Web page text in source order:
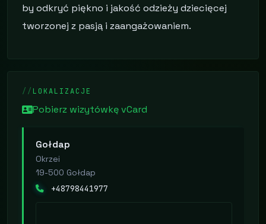
by odkryć piękno i jakość odzieży dziecięcej
tworzonej z pasją i zaangażowaniem.
LOKALIZACJE
Pobierz wizytówkę vCard
Gołdap
Okrzei
19-500 Gołdap
+48798441977